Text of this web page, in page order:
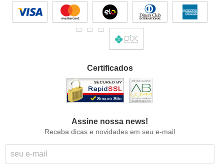
Certificados
Assine nossa news!
Receba dicas e novidades em seu e-mail